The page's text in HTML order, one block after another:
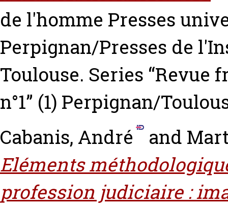
de l'homme Presses
Perpignan/Presses de
Toulouse. Series
n°1” (1) Perpignan/
Cabanis, André
and
Eléments
profession judiciaire :